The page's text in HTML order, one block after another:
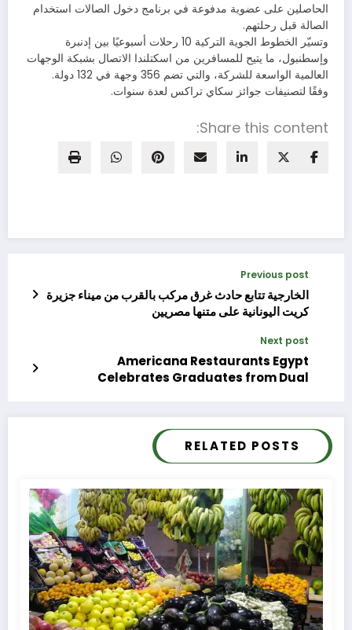
الحاصلين على عضوية مدفوعة في برنامج دخول الصالات استخدام
الصالة قبل رحلتهم.
وتسيّر الخطوط الجوية التركية 10 رحلات أسبوعيًا بين إدنبرة
وإسطنبول، ما يتيح للمسافرين من اسكتلندا الاتصال بشبكة الوجهات
العالمية الواسعة للشركة، والتي تضم 356 وجهة في 132 دولة.
وفقًا لتصنيفات جوائز سكاي تراكس لعدة سنوات.
Share this content:
Previous post
الخارجية تتابع حادث غرق مركب بالقرب من ميناء جزيرة
كريت اليونانية على متنها مصريين
Next post
Americana Restaurants Egypt
Celebrates Graduates from Dual
RELATED POSTS